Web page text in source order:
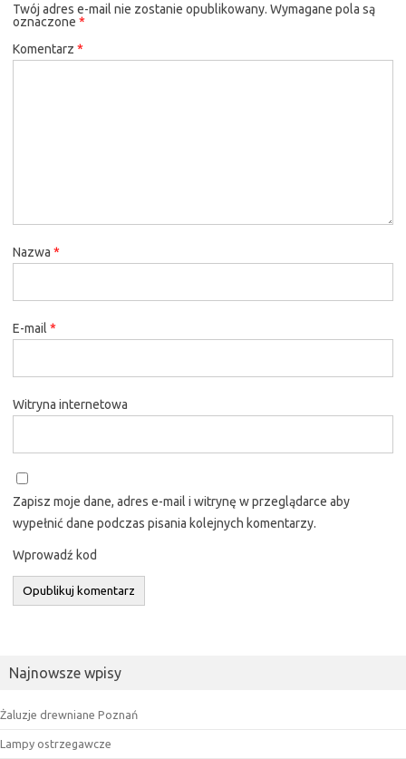
Twój adres e-mail nie zostanie opublikowany. Wymagane pola są
oznaczone *
Komentarz *
Nazwa *
E-mail *
Witryna internetowa
Zapisz moje dane, adres e-mail i witrynę w przeglądarce aby
wypełnić dane podczas pisania kolejnych komentarzy.
Wprowadź kod
Najnowsze wpisy
Żaluzje drewniane Poznań
Lampy ostrzegawcze